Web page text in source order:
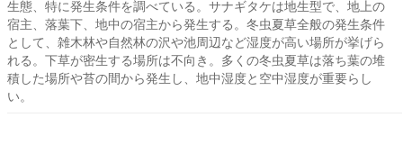
生態、特に発生条件を調べている。サナギタケは地生型で、地上の
宿主、落葉下、地中の宿主から発生する。冬虫夏草全般の発生条件
として、雑木林や自然林の沢や池周辺など湿度が高い場所が挙げら
れる。下草が密生する場所は不向き。多くの冬虫夏草は落ち葉の堆
積した場所や苔の間から発生し、地中湿度と空中湿度が重要らし
い。